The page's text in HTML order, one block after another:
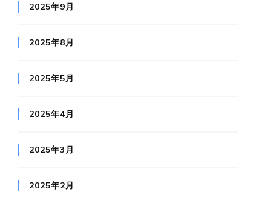
2025年9月
2025年8月
2025年5月
2025年4月
2025年3月
2025年2月